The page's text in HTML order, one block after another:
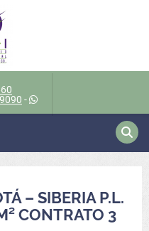
-
– SIBERIA P.L.
CONTRATO 3